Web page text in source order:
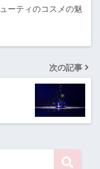
ーティのコスメの魅
次の記事